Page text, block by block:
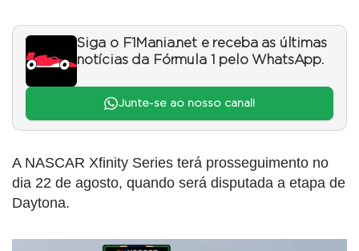
Siga o F1Mania.net e receba as últimas
notícias da Fórmula 1 pelo WhatsApp.
Junte-se ao nosso canal!
A NASCAR Xfinity Series terá prosseguimento no
dia 22 de agosto, quando será disputada a etapa de
Daytona.